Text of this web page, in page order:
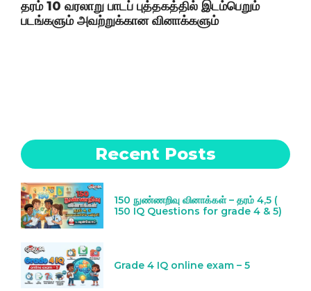
தரம் 10 வரலாறு பாடப் புத்தகத்தில் இடம்பெறும்
படங்களும் அவற்றுக்கான வினாக்களும்
Recent Posts
150 நுண்ணறிவு வினாக்கள் – தரம் 4,5 (
150 IQ Questions for grade 4 & 5)
Grade 4 IQ online exam – 5